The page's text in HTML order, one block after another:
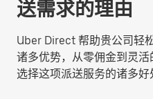
送需求的理由
Uber Direct 帮助贵公司轻
诸多优势，从零佣金到灵
选择这项派送服务的诸多好